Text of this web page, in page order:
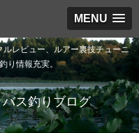
MENU
レビュー、ルアー裏技チューニ
り情報充実。
ス釣りブログ